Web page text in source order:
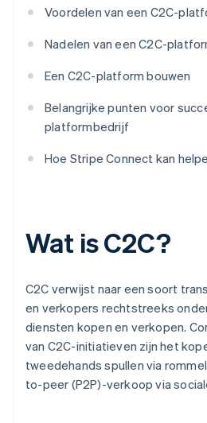
Voordelen van een C2C-
Nadelen van een C2C-
Een C2C-platform bouwen
Belangrijke punten voor
platformbedrijf
Hoe Stripe Connect kan
Wat is C2C?
C2C verwijst naar een soort
en verkopers rechtstreeks
diensten kopen en verkopen.
van C2C-initiatieven zijn het
tweedehands spullen via
to-peer (P2P)-verkoop via